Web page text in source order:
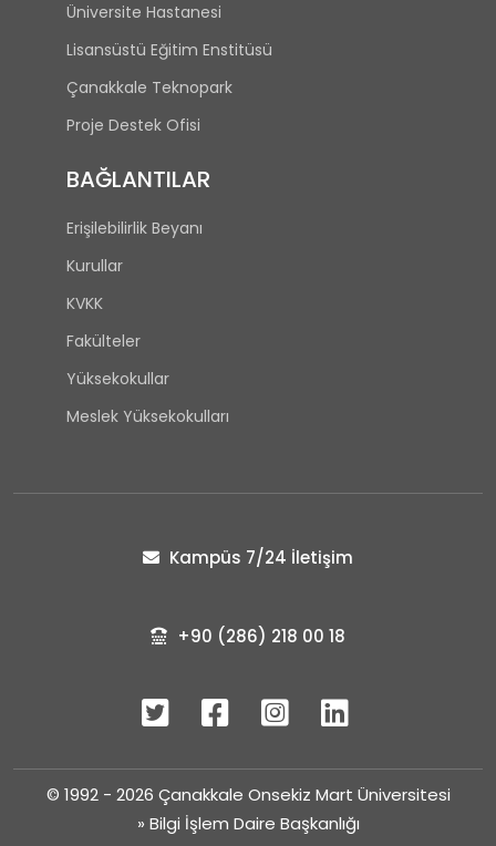
Üniversite Hastanesi
Lisansüstü Eğitim Enstitüsü
Çanakkale Teknopark
Proje Destek Ofisi
BAĞLANTILAR
Erişilebilirlik Beyanı
Kurullar
KVKK
Fakülteler
Yüksekokullar
Meslek Yüksekokulları
Kampüs 7/24 İletişim
+90 (286) 218 00 18
© 1992 - 2026 Çanakkale Onsekiz Mart Üniversitesi
» Bilgi İşlem Daire Başkanlığı